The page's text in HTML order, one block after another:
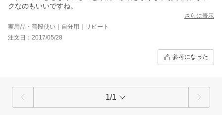
クなのもいいですね。
さらに表示
実用品・普段使い｜自分用｜リピート
注文日：2017/05/28
参考になった
1/1